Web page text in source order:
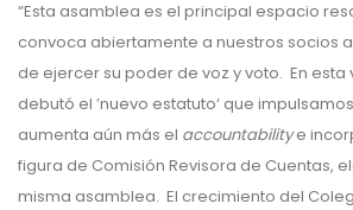
“Esta asamblea es el principal espacio
convoca abiertamente a nuestros socios
de ejercer su poder de voz y voto. En
debutó el ’nuevo estatuto‘ que
aumenta aún más el accountabilitye
figura de Comisión Revisora de Cuentas,
misma asamblea. El crecimiento del